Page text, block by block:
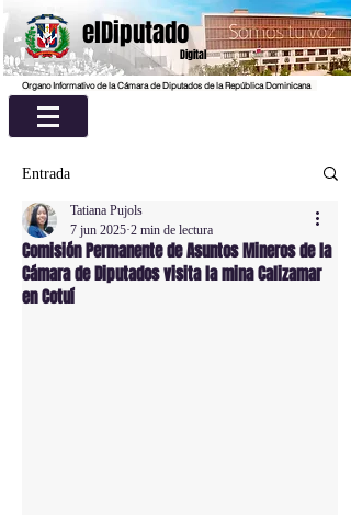
elDiputado
Digital
Organo Informativo de la Cámara de Diputados de la República Dominicana
Entrada
Comisión Permanente de Asuntos Mineros de la
Cámara de Diputados visita la mina Calizamar
en Cotuí
Tatiana Pujols
7 jun 2025 2 min de lectura